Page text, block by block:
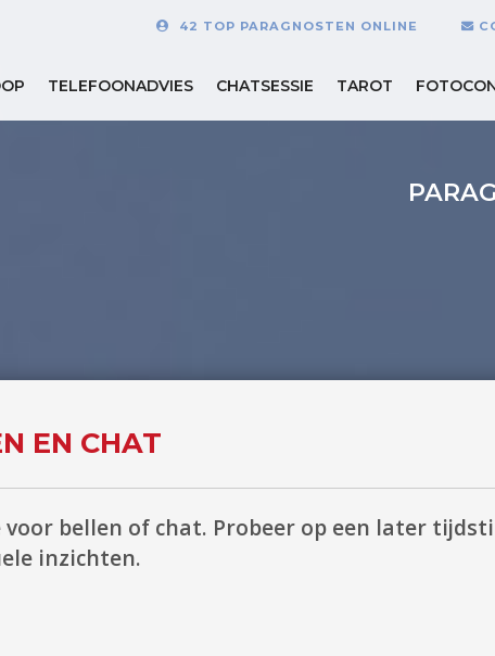
42 TOP PARAGNOSTEN ONLINE
TELEFOONADVIES CHATSESSIE TAROT
EN CHAT
bellen of chat. Probeer op een later
inzichten.